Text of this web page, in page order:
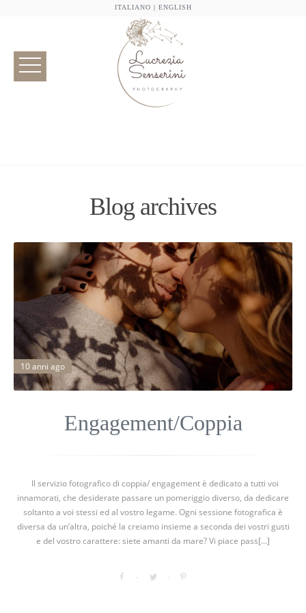
ITALIANO | ENGLISH
Blog archives
10 anni ago
Engagement/Coppia
Il servizio fotografico di coppia/ engagement è dedicato a tutti voi
innamorati, che desiderate passare un pomeriggio diverso, da dedicare
soltanto a voi stessi ed al vostro legame. Ogni sessione fotografica è
diversa da un’altra, poiché la creiamo insieme a seconda dei vostri gusti
e del vostro carattere: siete amanti da mare? Vi piace pass[...]